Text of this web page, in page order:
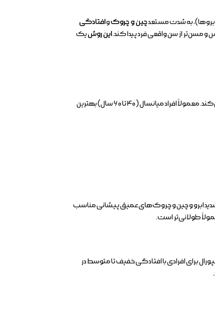
به شدت مستعدچین و چروکوافتادگی
از سن واقعی فرد پیدا کند.این روشیک
در حالی‌که کرم‌ها و مراقبت‌های پوستی فقط سطح پوست را بهبود می‌دهند، این عمل به‌صورت تخصصی افتادگی‌های عمقی را اصلاح می‌کند. معمولاً افراد میانسال (۴۰ تا ۶۰ سال) بهترین
شدید ابرو و چین و چروک‌های عمیق پیشانی مناسب
طولانی‌تر است.
برای افرادی با افتادگی خفیف تا متوسط در